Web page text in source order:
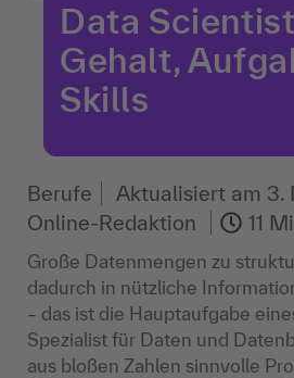
Data
Gehalt,
Skills
Berufe Aktualisiert am 3.
Online-Redaktion
11
Große Datenmengen zu
dadurch in nützliche
– das ist die Hauptaufgabe
Spezialist für Daten und
aus bloßen Zahlen sinnvolle